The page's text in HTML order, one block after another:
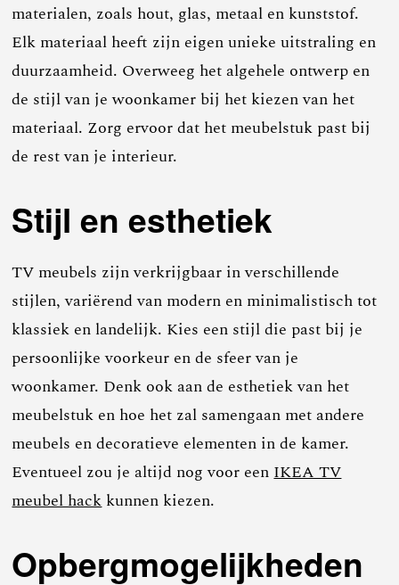
materialen, zoals hout, glas, metaal en kunststof.
Elk materiaal heeft zijn eigen unieke uitstraling en
duurzaamheid. Overweeg het algehele ontwerp en
de stijl van je woonkamer bij het kiezen van het
materiaal. Zorg ervoor dat het meubelstuk past bij
de rest van je interieur.
Stijl en esthetiek
TV meubels zijn verkrijgbaar in verschillende
stijlen, variërend van modern en minimalistisch tot
klassiek en landelijk. Kies een stijl die past bij je
persoonlijke voorkeur en de sfeer van je
woonkamer. Denk ook aan de esthetiek van het
meubelstuk en hoe het zal samengaan met andere
meubels en decoratieve elementen in de kamer.
Eventueel zou je altijd nog voor eenIKEA TV
meubel hackkunnen kiezen.
Opbergmogelijkheden